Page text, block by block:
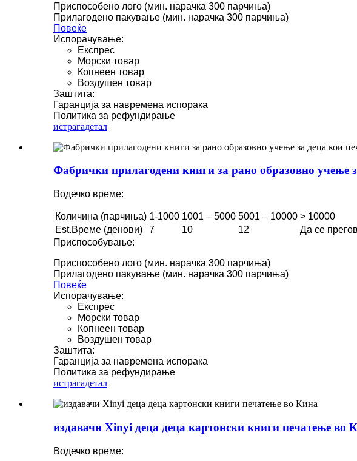
Приспособено лого (мин. нарачка 300 парчиња)
Прилагодено пакување (мин. нарачка 300 парчиња)
Повеќе
Испорачување:
Експрес
Морски товар
Копнеен товар
Воздушен товар
Заштита:
Гаранција за навремена испорака
Политика за рефундирање
истрагадетал
Фабрички прилагодени книги за рано образовно учење
Водечко време:
Количина (парчиња) 1-1000 1001 – 5000 5001 – 10000 > 10000
Est.Време (денови)
7 10 12
Да се
Приспособување:
Приспособено лого (мин. нарачка 300 парчиња)
Прилагодено пакување (мин. нарачка 300 парчиња)
Повеќе
Испорачување:
Експрес
Морски товар
Копнеен товар
Воздушен товар
Заштита:
Гаранција за навремена испорака
Политика за рефундирање
истрагадетал
издавачи Xinyi деца деца картонски книги печатење во
Водечко време: